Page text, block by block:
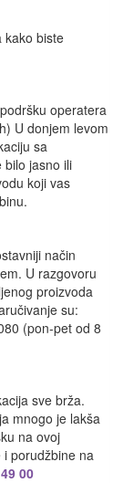
kako biste
operatera
U donjem levom
sa
bilo jasno ili
koji vas
način
U razgovoru
proizvoda
su:
(pon-pet od 8
sve brža.
mnogo je lakša
na ovoj
porudžbine na
00